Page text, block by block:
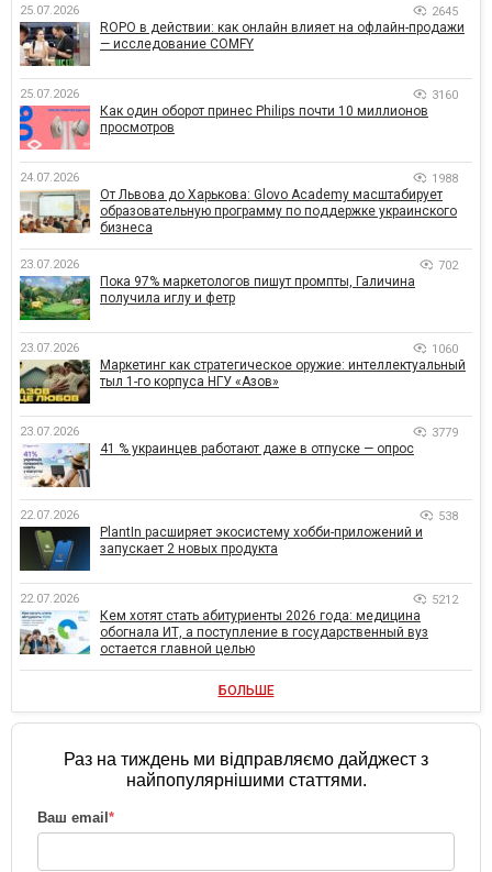
25.07.2026 2645
ROPO в действии: как онлайн влияет на офлайн-продажи
— исследование COMFY
25.07.2026 3160
Как один оборот принес Philips почти 10 миллионов
просмотров
24.07.2026 1988
От Львова до Харькова: Glovo Academy масштабирует
образовательную программу по поддержке украинского
бизнеса
23.07.2026 702
Пока 97% маркетологов пишут промпты, Галичина
получила иглу и фетр
23.07.2026 1060
Маркетинг как стратегическое оружие: интеллектуальный
тыл 1-го корпуса НГУ «Азов»
23.07.2026 3779
41 % украинцев работают даже в отпуске — опрос
22.07.2026 538
PlantIn расширяет экосистему хобби-приложений и
запускает 2 новых продукта
22.07.2026 5212
Кем хотят стать абитуриенты 2026 года: медицина
обогнала ИТ, а поступление в государственный вуз
остается главной целью
БОЛЬШЕ
Раз на тиждень ми відправляємо дайджест з
найпопулярнішими статтями.
Ваш email *